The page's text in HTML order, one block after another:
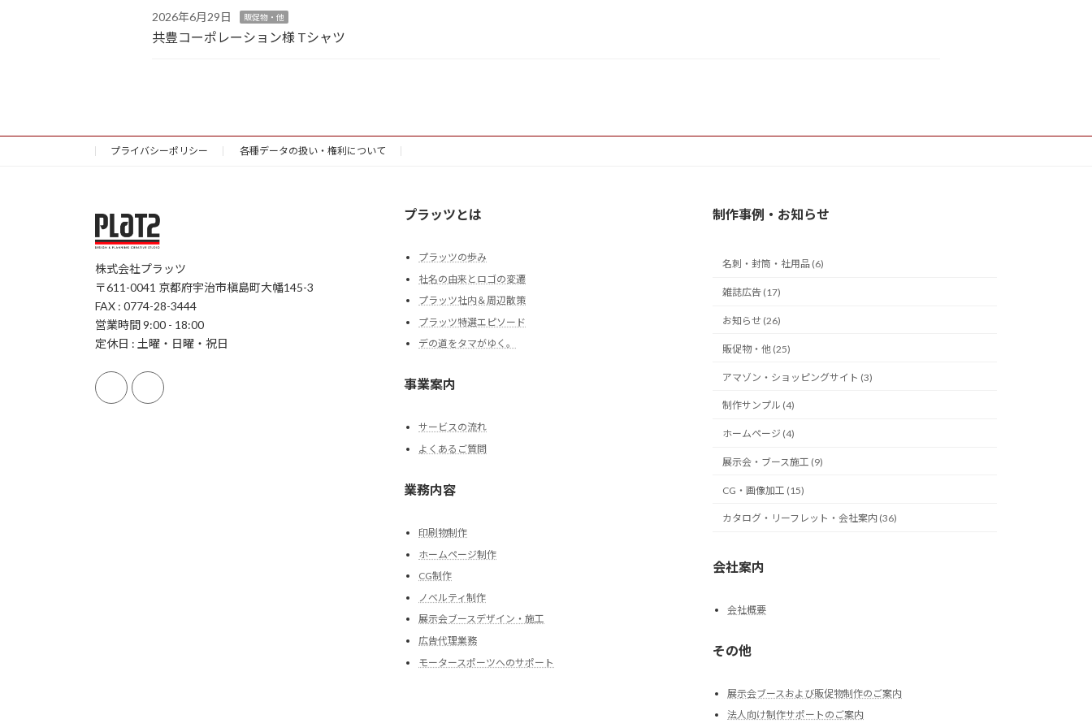
2026年6月29日 販促物・他
共豊コーポレーション様 Tシャツ
プライバシーポリシー 各種データの扱い・権利について
株式会社プラッツ
〒611-0041 京都府宇治市槇島町大幡145-3
FAX : 0774-28-3444
営業時間 9:00 - 18:00
定休日 : 土曜・日曜・祝日
プラッツとは
プラッツの歩み
社名の由来とロゴの変遷
プラッツ社内＆周辺散策
プラッツ特選エピソード
デの道をタマがゆく。
事業案内
サービスの流れ
よくあるご質問
業務内容
印刷物制作
ホームページ制作
CG制作
ノベルティ制作
展示会ブースデザイン・施工
広告代理業務
モータースポーツへのサポート
制作事例・お知らせ
名刺・封筒・社用品 (6)
雑誌広告 (17)
お知らせ (26)
販促物・他 (25)
アマゾン・ショッピングサイト (3)
制作サンプル (4)
ホームページ (4)
展示会・ブース施工 (9)
CG・画像加工 (15)
カタログ・リーフレット・会社案内 (36)
会社案内
会社概要
その他
展示会ブースおよび販促物制作のご案内
法人向け制作サポートのご案内